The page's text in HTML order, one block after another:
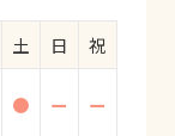
土 日
祝
● ー ー